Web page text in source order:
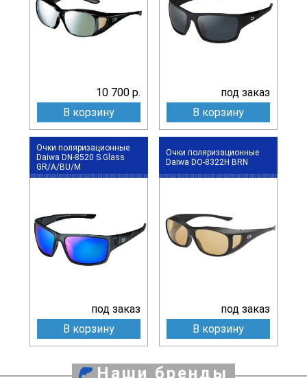
10 700 р.
В корзину
под заказ
В корзину
Очки поляризационные
Daiwa DN-8520 S.Glass
GR/A/BU/M
под заказ
В корзину
Очки поляризационные
Daiwa DO-8322H BRN
под заказ
В корзину
Наши бренды